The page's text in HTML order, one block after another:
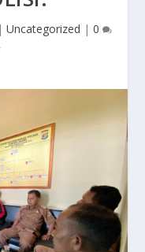
| Uncategorized | 0